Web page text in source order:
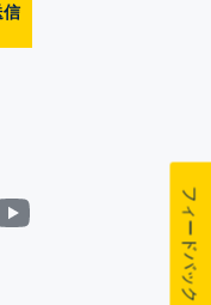
信
フィードバック